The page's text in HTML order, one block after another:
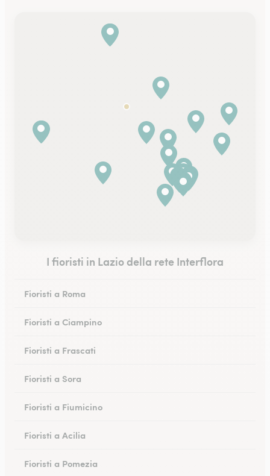
I fioristi in Lazio della rete Interflora
Fioristi a Roma
Fioristi a Ciampino
Fioristi a Frascati
Fioristi a Sora
Fioristi a Fiumicino
Fioristi a Acilia
Fioristi a Pomezia